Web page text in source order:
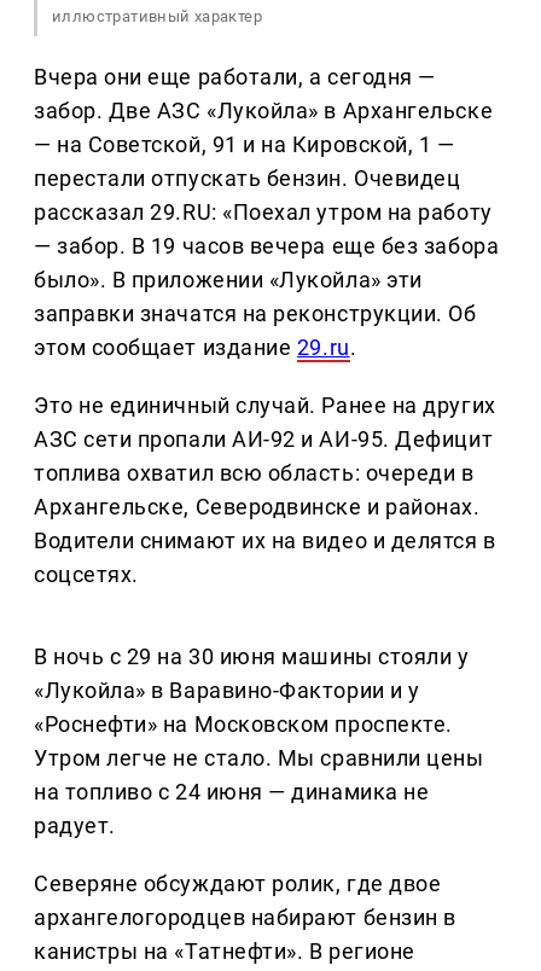
иллюстративный характер
Вчера они еще работали, а сегодня —
забор. Две АЗС «Лукойла» в Архангельске
— на Советской, 91 и на Кировской, 1 —
перестали отпускать бензин. Очевидец
рассказал 29.RU: «Поехал утром на работу
— забор. В 19 часов вечера еще без забора
было». В приложении «Лукойла» эти
заправки значатся на реконструкции. Об
этом сообщает издание 29.ru.
Это не единичный случай. Ранее на других
АЗС сети пропали АИ-92 и АИ-95. Дефицит
топлива охватил всю область: очереди в
Архангельске, Северодвинске и районах.
Водители снимают их на видео и делятся в
соцсетях.
В ночь с 29 на 30 июня машины стояли у
«Лукойла» в Варавино-Фактории и у
«Роснефти» на Московском проспекте.
Утром легче не стало. Мы сравнили цены
на топливо с 24 июня — динамика не
радует.
Северяне обсуждают ролик, где двое
архангелогородцев набирают бензин в
канистры на «Татнефти». В регионе